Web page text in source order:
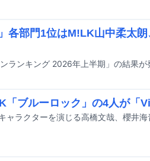
各部門1位はM!LK山中柔太
ランキング 2026年上半期」の結果が
「ブルーロック」の4人が「